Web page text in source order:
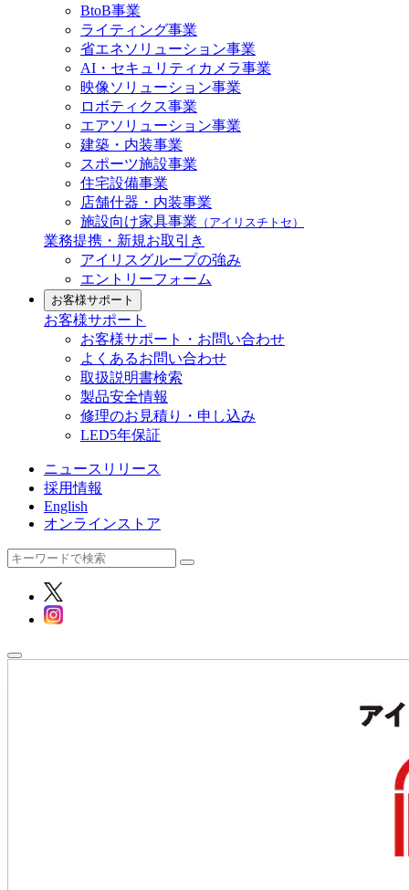
BtoB事業
ライティング事業
省エネソリューション事業
AI・セキュリティカメラ事業
映像ソリューション事業
ロボティクス事業
エアソリューション事業
建築・内装事業
スポーツ施設事業
住宅設備事業
店舗什器・内装事業
施設向け家具事業 （アイリスチトセ）
業務提携・新規お取引き
アイリスグループの強み
エントリーフォーム
お客様サポート
お客様サポート
お客様サポート・お問い合わせ
よくあるお問い合わせ
取扱説明書検索
製品安全情報
修理のお見積り・申し込み
LED5年保証
ニュースリリース
採用情報
English
オンラインストア